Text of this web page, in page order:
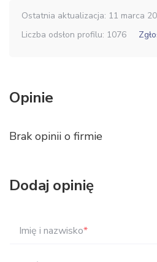
Ostatnia aktualizacja: 11 marca
Liczba odsłon profilu: 1076
Opinie
Brak opinii o firmie
Dodaj opinię
Imię i nazwisko*